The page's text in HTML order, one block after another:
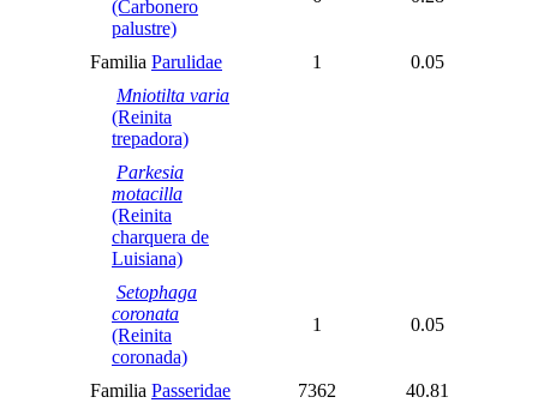
(Carbonero
palustre)
Familia Parulidae 1
0.05
Mniotilta varia
(Reinita
trepadora)
Parkesia
motacilla
(Reinita
charquera de
Luisiana)
Setophaga
coronata
(Reinita
coronada)
1 0.05
Familia Passeridae 7362
40.81